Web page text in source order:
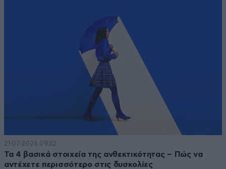
21·07·2026 09:32
Τα 4 βασικά στοιχεία της ανθεκτικότητας – Πώς να
αντέχετε περισσότερο στις δυσκολίες